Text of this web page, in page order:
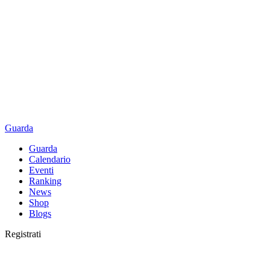
Guarda
Guarda
Calendario
Eventi
Ranking
News
Shop
Blogs
Registrati